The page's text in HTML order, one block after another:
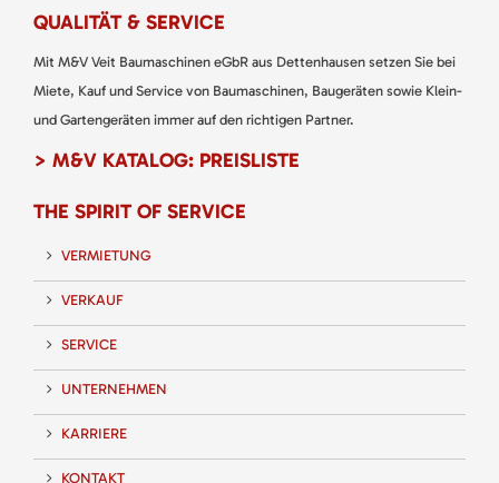
QUALITÄT & SERVICE
Mit M&V Veit Baumaschinen eGbR aus Dettenhausen setzen Sie bei
Miete, Kauf und Service von Baumaschinen, Baugeräten sowie Klein-
und Gartengeräten immer auf den richtigen Partner.
> M&V KATALOG: PREISLISTE
THE SPIRIT OF SERVICE
VERMIETUNG
VERKAUF
SERVICE
UNTERNEHMEN
KARRIERE
KONTAKT